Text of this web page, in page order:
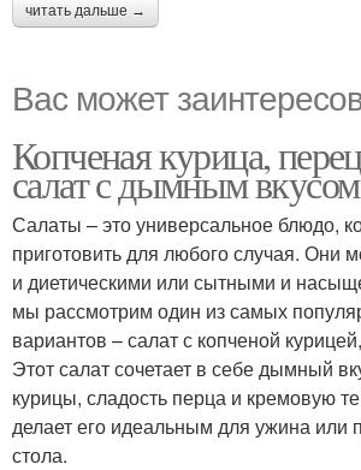
читать дальше →
Вас может
Копченая курица,
салат с дымным вкусом
Салаты – это универсальное блюдо,
приготовить для любого случая. Они
и диетическими или сытными и
мы рассмотрим один из самых
вариантов – салат с копченой
Этот салат сочетает в себе дымный
курицы, сладость перца и кремовую
делает его идеальным для ужина или
стола.